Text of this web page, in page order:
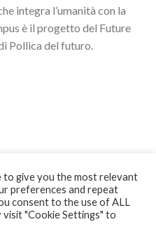
integra l’umanità con la
è il progetto del Future
Pollica del futuro.
di più?
to give you the most relevant
preferences and repeat
consent to the use of ALL
visit "Cookie Settings" to